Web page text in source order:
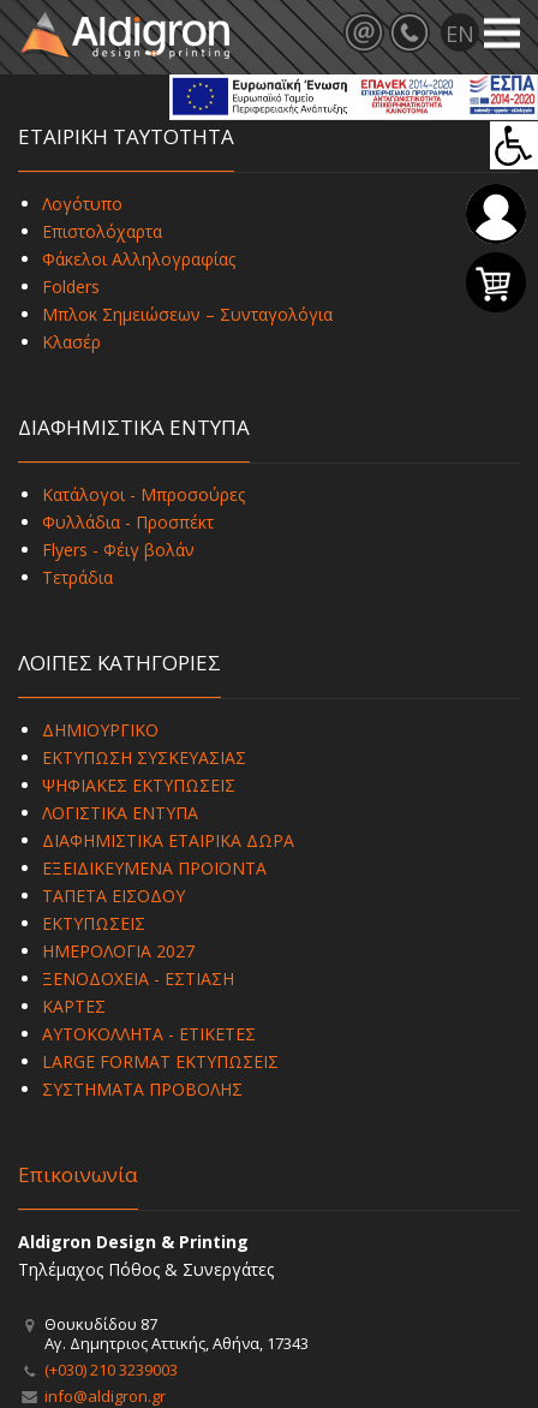
ΕΤΑΙΡΙΚΗ ΤΑΥΤΟΤΗΤΑ
Λογότυπο
Επιστολόχαρτα
Φάκελοι Αλληλογραφίας
Folders
Μπλοκ Σημειώσεων – Συνταγολόγια
Κλασέρ
ΔΙΑΦΗΜΙΣΤΙΚΑ ΕΝΤΥΠΑ
Κατάλογοι - Μπροσούρες
Φυλλάδια - Προσπέκτ
Flyers - Φέιγ βολάν
Τετράδια
ΛΟΙΠΕΣ ΚΑΤΗΓΟΡΙΕΣ
ΔΗΜΙΟΥΡΓΙΚΟ
ΕΚΤΥΠΩΣΗ ΣΥΣΚΕΥΑΣΙΑΣ
ΨΗΦΙΑΚΕΣ ΕΚΤΥΠΩΣΕΙΣ
ΛΟΓΙΣΤΙΚΑ ΕΝΤΥΠΑ
ΔΙΑΦΗΜΙΣΤΙΚΑ ΕΤΑΙΡΙΚΑ ΔΩΡΑ
ΕΞΕΙΔΙΚΕΥΜΕΝΑ ΠΡΟΪΟΝΤΑ
ΤΑΠΕΤΑ ΕΙΣΟΔΟΥ
ΕΚΤΥΠΩΣΕΙΣ
ΗΜΕΡΟΛΟΓΙΑ 2027
ΞΕΝΟΔΟΧΕΙΑ - ΕΣΤΙΑΣΗ
ΚΑΡΤΕΣ
ΑΥΤΟΚΟΛΛΗΤΑ - ΕΤΙΚΕΤΕΣ
LARGE FORMAT ΕΚΤΥΠΩΣΕΙΣ
ΣΥΣΤΗΜΑΤΑ ΠΡΟΒΟΛΗΣ
Επικοινωνία
Aldigron Design & Printing
Τηλέμαχος Πόθος & Συνεργάτες
Θουκυδίδου 87
Αγ. Δημητριος Αττικής, Αθήνα, 17343
(+030) 210 3239003
info@aldigron.gr